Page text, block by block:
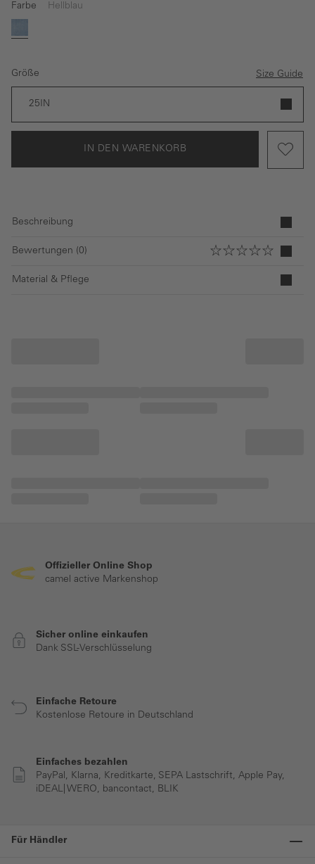
Farbe Hellblau
Hellblau
Größe Size Guide
25IN
IN DEN WARENKORB
Beschreibung
Bewertungen (0)
Material & Pflege
Offizieller Online Shop
camel active Markenshop
Sicher online einkaufen
Dank SSL-Verschlüsselung
Einfache Retoure
Kostenlose Retoure in Deutschland
Einfaches bezahlen
PayPal, Klarna, Kreditkarte, SEPA Lastschrift, Apple Pay,
iDEAL| WERO, bancontact, BLIK
Für Händler